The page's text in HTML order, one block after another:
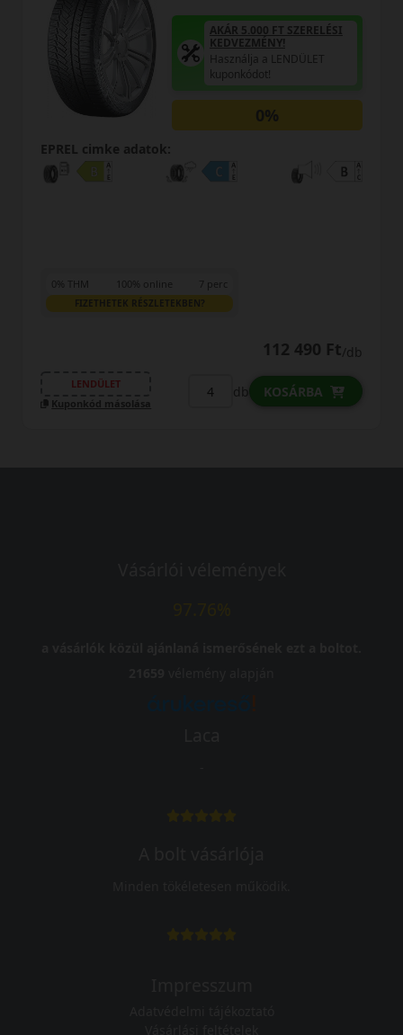
AKÁR 5.000 FT SZERELÉSI
KEDVEZMÉNY!
Használja a LENDÜLET
kuponkódot!
0%
EPREL cimke adatok:
0% THM 100% online 7 perc
FIZETHETEK RÉSZLETEKBEN?
112 490 Ft/db
LENDÜLET
Kuponkód másolása
db KOSÁRBA